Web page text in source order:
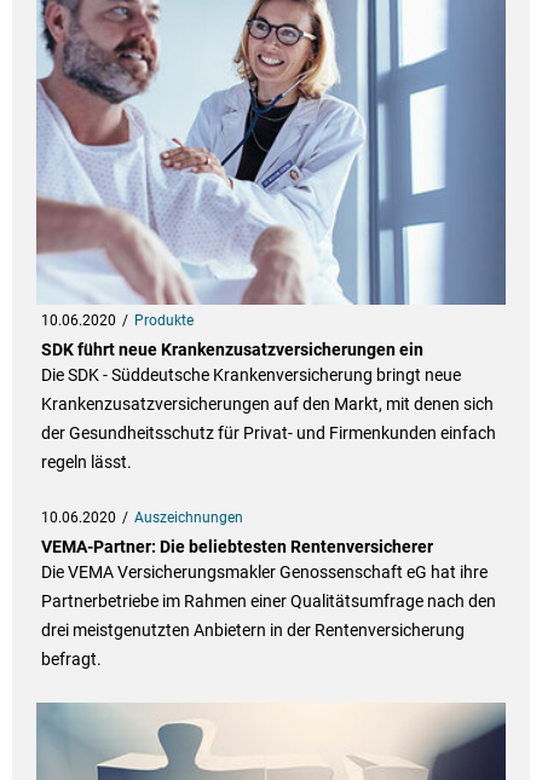
10.06.2020 Produkte
SDK führt neue Krankenzusatzversicherungen ein
Die SDK - Süddeutsche Krankenversicherung bringt neue
Krankenzusatzversicherungen auf den Markt, mit denen sich
der Gesundheitsschutz für Privat- und Firmenkunden einfach
regeln lässt.
10.06.2020 Auszeichnungen
VEMA-Partner: Die beliebtesten Rentenversicherer
Die VEMA Versicherungsmakler Genossenschaft eG hat ihre
Partnerbetriebe im Rahmen einer Qualitätsumfrage nach den
drei meistgenutzten Anbietern in der Rentenversicherung
befragt.